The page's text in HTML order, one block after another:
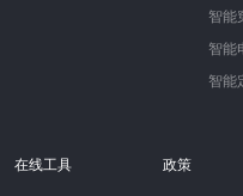
智能
智能
智能
在线工具 政策